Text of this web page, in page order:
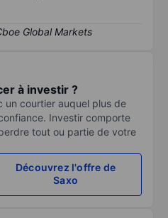
à investir ?
un courtier auquel plus de
Investir comporte
tout ou partie de votre
Découvrez l'offre de
Saxo